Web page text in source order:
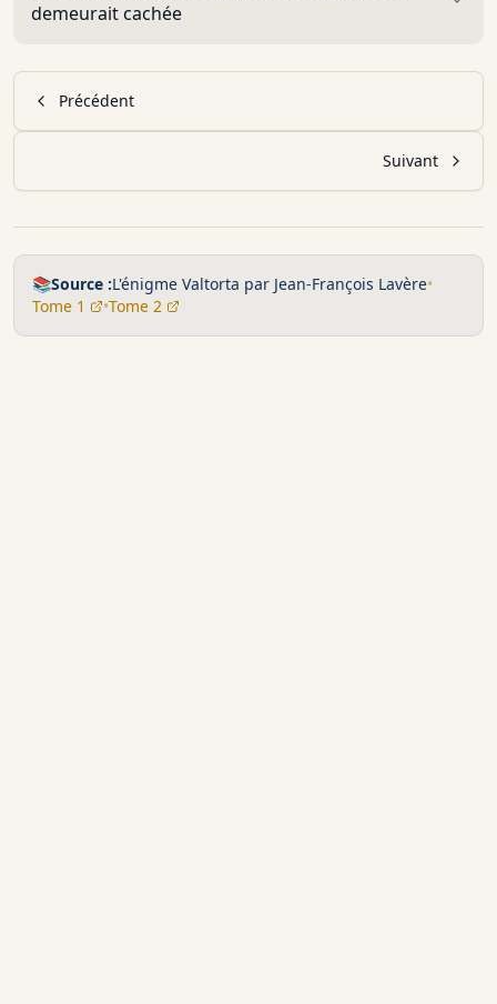
demeurait cachée
Précédent
Suivant
📚Source :L'énigme Valtorta par Jean-François Lavère•
Tome 1
•Tome 2